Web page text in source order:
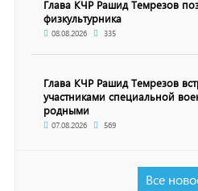
Глава КЧР Рашид Темрезов
физкультурника
08.08.2026 335
Глава КЧР Рашид Темрезов
участниками специальной
родными
07.08.2026 569
Все